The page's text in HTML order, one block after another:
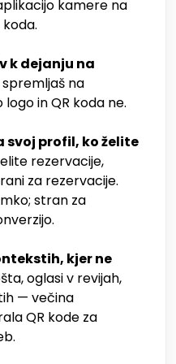
kamere na
koda.
k dejanju na
spremljaš na
in QR koda ne.
svoj profil, ko želite
rezervacije,
za rezervacije.
stran za
kjer ne
oglasi v revijah,
— večina
QR kode za